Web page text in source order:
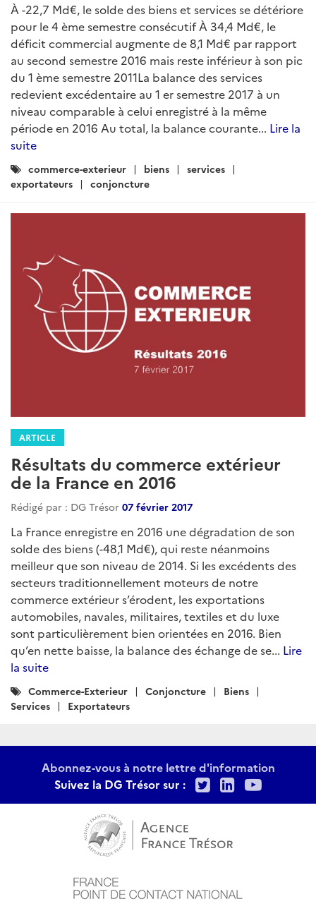
À -22,7 Md€, le solde des biens et services se détériore
pour le 4 ème semestre consécutif À 34,4 Md€, le
déficit commercial augmente de 8,1 Md€ par rapport
au second semestre 2016 mais reste inférieur à son pic
du 1 ème semestre 2011La balance des services
redevient excédentaire au 1 er semestre 2017 à un
niveau comparable à celui enregistré à la même
période en 2016 Au total, la balance courante... Lire la
suite
Catégories
:
commerce-exterieur biens
services
exportateurs
conjoncture
ARTICLE
Résultats du commerce extérieur
de la France en 2016
Rédigé par : DG Trésor 07 février 2017
La France enregistre en 2016 une dégradation de son
solde des biens (-48,1 Md€), qui reste néanmoins
meilleur que son niveau de 2014. Si les excédents des
secteurs traditionnellement moteurs de notre
commerce extérieur s’érodent, les exportations
automobiles, navales, militaires, textiles et du luxe
sont particulièrement bien orientées en 2016. Bien
qu’en nette baisse, la balance des échange de se... Lire
la suite
Catégories
:
Commerce-Exterieur Conjoncture
Biens
Services
Exportateurs
Abonnez-vous à notre lettre d'information
Suivez la DG Trésor sur :
TwitterLinkedIn